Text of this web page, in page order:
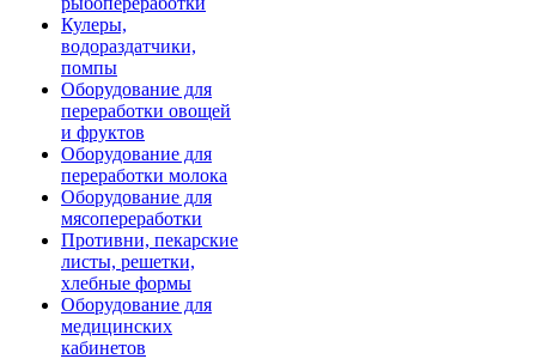
Кулеры,
водораздатчики,
помпы
Оборудование для
переработки овощей
и фруктов
Оборудование для
переработки молока
Оборудование для
мясопереработки
Противни, пекарские
листы, решетки,
хлебные формы
Оборудование для
медицинских
кабинетов